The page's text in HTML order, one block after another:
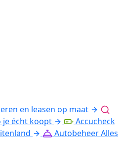
en leasen op maat
je écht koopt
Accucheck
AutobeheerAlles